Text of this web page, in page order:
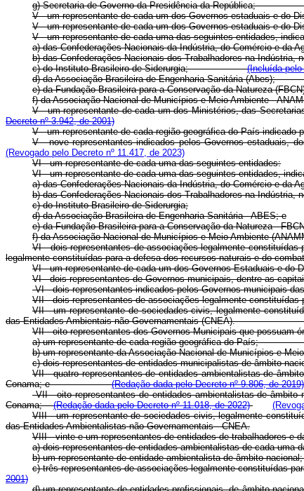
g) Secretaria de Governo da Presidência da República;
V - um representante de cada um dos Governos estaduais e do
V - um representante de cada um dos Governos
V - um representante de cada uma das seguintes
a) das Confederações Nacionais da Indústria, do
b) das Confederações Nacionais dos Trabalhadores na
c) do Instituto Brasileiro de Siderurgia;(Incluída pelo
d) da Associação Brasileira de Engenharia Sanitária
e) da Fundação Brasileira para a Conservação da
f) da Associação Nacional de Municípios e Meio
V - um representante de cada um dos Ministérios, das
Decreto nº 3.942, de 2001)
V - um representante de cada região geográfica do País
V - nove representantes indicados pelos Governos
(Revogado pelo Decreto nº 11.417, de 2023)
VI - um representante de cada uma das seguintes entidades:
VI - um representante de cada uma das seguintes
a) das Confederações Nacionais da Indústria, do Comércio e da
b) das Confederações Nacionais dos Trabalhadores na Indústria,
c) do Instituto Brasileiro de Siderurgia;
d) da Associação Brasileira de Engenharia Sanitária - ABES; e
e) da Fundação Brasileira para a Conservação da Natureza -
f) da Associação Nacional de Municípios e Meio
VI - dois representantes de associações legalmente
legalmente constituídas para a defesa dos recursos naturais e
VI - um representante de cada um dos Governos
VI - dois representantes de Governos municipais,
VI - dois representantes indicados pelos Governos municipais
VII - dois representantes de associações legalmente
VII - um representante de sociedades civis, legalmente
das Entidades Ambientais não Governamentais
VII - oito representantes dos Governos Municipais que
a) um representante de cada região geográfica do
b) um representante da Associação Nacional de
c) dois representantes de entidades municipalistas de
VII - quatro representantes de entidades ambientalistas de
Conama; e(Redação dada pelo Decreto nº 9.806, de 2019)
VII - oito representantes de entidades ambientalistas de âmbito
Conama;
(Redação dada pelo Decreto nº 11.018, de 2022)
VIII - um representante de sociedades civis, legalmente
das Entidades Ambientalistas não Governamentais - CNEA.
VIII - vinte e um representantes de entidades de
a) dois representantes de entidades ambientalistas de
b) um representante de entidade ambientalista de
c) três representantes de associações legalmente
2001)